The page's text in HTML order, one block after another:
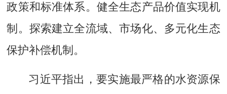
政策和标准体系。健全生态产品价值实现机
制。探索建立全流域、市场化、多元化生态
保护补偿机制。
习近平指出，要实施最严格的水资源保